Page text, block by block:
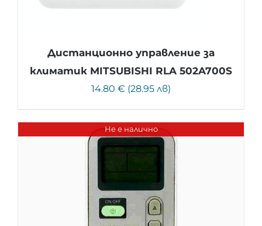
Дистанционно управление за
климатик MITSUBISHI RLA 502A700S
14.80 € (28.95 лв)
Не е налично